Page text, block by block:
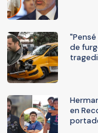
de
en